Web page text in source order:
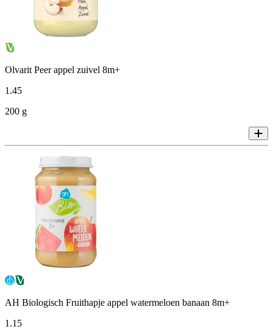
Olvarit Peer appel zuivel 8m+
1.45
200 g
AH Biologisch Fruithapje appel watermeloen banaan 8m+
1.15